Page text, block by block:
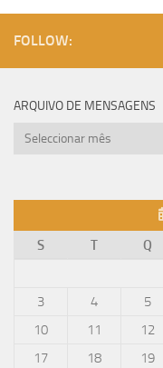
FOLLOW:
ARQUIVO DE MENSAGENS
Arquivo
S
T Q
3
4 5
10
11 12
17
18 19